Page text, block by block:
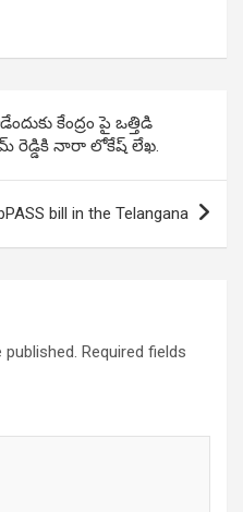
కేంద్రం పై ఒత్తిడి
రెడ్డికి నారా లోకేష్ లేఖ.
bill in the Telangana
Required fields